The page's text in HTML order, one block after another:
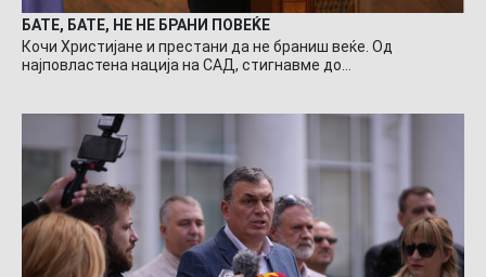
БАТЕ, БАТЕ, НЕ НЕ БРАНИ ПОВЕЌЕ
Кочи Христијане и престани да не браниш веќе. Од
најповластена нација на САД, стигнавме до…